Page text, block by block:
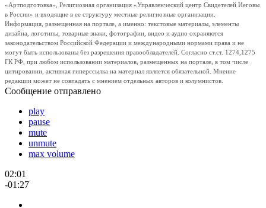
«Артподготовка», Религиозная организация «Управленческий центр Свидетелей Иеговы
в России» и входящие в ее структуру местные религиозные организации.
Информация, размещенная на портале, а именно: текстовые материалы, элементы
дизайна, логотипы, товарные знаки, фотографии, видео и аудио охраняются
законодательством Российской Федерации и международными нормами права и не
могут быть использованы без разрешения правообладателей. Согласно ст.ст. 1274,1275
ГК РФ, при любом использовании материалов, размещенных на портале, в том числе
цитировании, активная гиперссылка на материал является обязательной. Мнение
редакции может не совпадать с мнением отдельных авторов и колумнистов.
Сообщение отправлено
play
pause
mute
unmute
max volume
02:01
-01:27